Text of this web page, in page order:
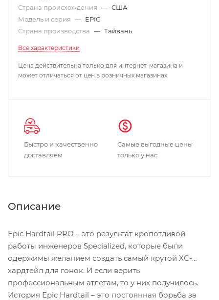
Страна происхождения — США
Модель и серия — EPIC
Страна производства — Тайвань
Все характеристики
Цена действительна только для интернет-магазина и
может отличаться от цен в розничных магазинах
Быстро и качественно
доставляем
Самые выгодные цены
только у нас
Описание
Epic Hardtail PRO – это результат кропотливой
работы инженеров Specialized, которые были
одержимы желанием создать самый крутой XC-
хардтейл для гонок. И если верить
профессиональным атлетам, то у них получилось.
История Epic Hardtail – это постоянная борьба за